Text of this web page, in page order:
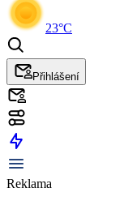
23°C
Přihlášení
Reklama